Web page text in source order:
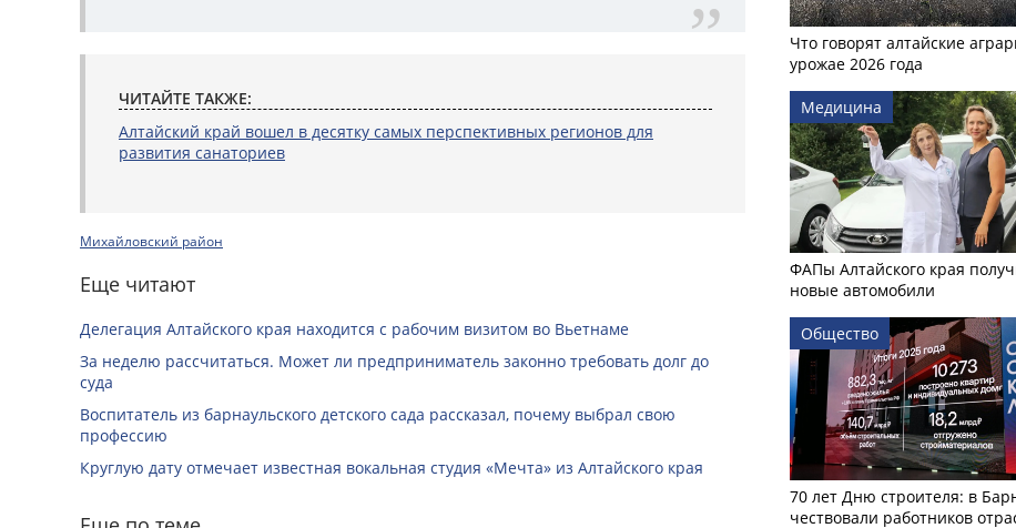
ЧИТАЙТЕ ТАКЖЕ:
Алтайский край вошел в десятку самых перспективных регионов для
развития санаториев
Михайловский район
Еще читают
Делегация Алтайского края находится с рабочим визитом во Вьетнаме
За неделю рассчитаться. Может ли предприниматель законно требовать долг до
суда
Воспитатель из барнаульского детского сада рассказал, почему выбрал свою
профессию
Круглую дату отмечает известная вокальная студия «Мечта» из Алтайского края
Что говорят алтайские
урожае 2026 года
Медицина
ФАПы Алтайского края
новые автомобили
Общество
70 лет Дню строителя: в
чествовали работников